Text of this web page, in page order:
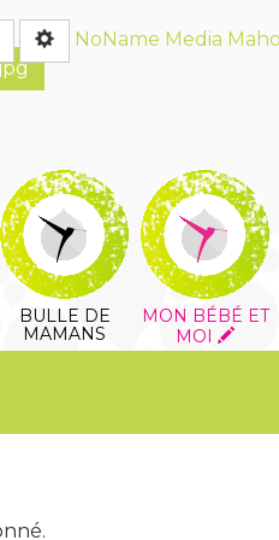
NoName Media Maho
BULLE DE
MAMANS
MON BÉBÉ ET
MOI